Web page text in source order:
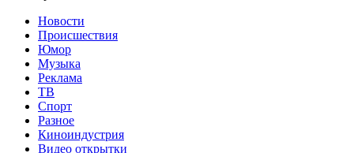
Новости
Происшествия
Юмор
Музыка
Реклама
ТВ
Спорт
Разное
Киноиндустрия
Видео открытки